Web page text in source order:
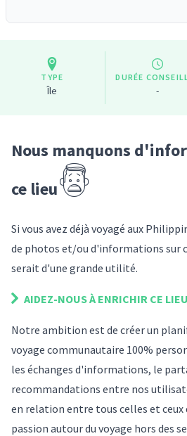
TYPE
Île
DURÉE
-
Nous manquons
ce lieu
Si vous avez déjà voyagé aux
de photos et/ou d'informations sur
serait d'une grande utilité.
AIDEZ-NOUS À ENRICHIR CE LIEU
Notre ambition est de créer un
voyage communautaire 100%
les échanges d'informations, le
recommandations entre nos
en relation entre tous celles et
passion autour du voyage hors des